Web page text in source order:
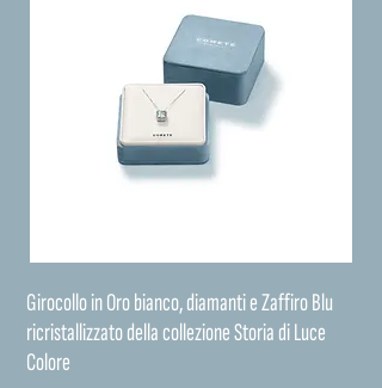
Girocollo in Oro bianco, diamanti e Zaffiro Blu
ricristallizzato della collezione Storia di Luce
Colore